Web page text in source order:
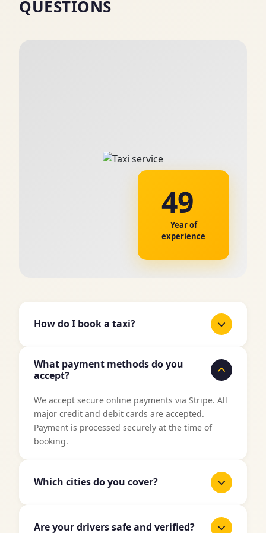
QUESTIONS
49
Year of
experience
How do I book a taxi?
booking form above, enter your pickup location
and destination, select date and time, and then
choose your preferred vehicle type. You'll get an
instant price quote before confirming your
booking.
What payment methods do you
accept?
We accept secure online payments via Stripe. All
major credit and debit cards are accepted.
Payment is processed securely at the time of
booking.
Which cities do you cover?
including Stockholm, Gothenburg, Malmö,
Are your drivers safe and verified?